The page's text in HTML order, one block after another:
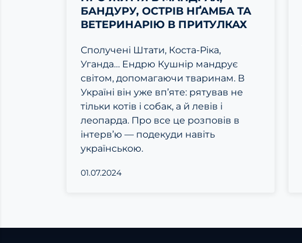
БАНДУРУ, ОСТРІВ НҐАМБА ТА
ВЕТЕРИНАРІЮ В ПРИТУЛКАХ
Сполучені Штати, Коста-Ріка,
Уганда… Ендрю Кушнір мандрує
світом, допомагаючи тваринам. В
Україні він уже вп’яте: рятував не
тільки котів і собак, а й левів і
леопарда. Про все це розповів в
інтерв’ю — подекуди навіть
українською.
01.07.2024